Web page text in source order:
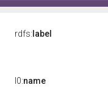
rdfs: label
l0:name